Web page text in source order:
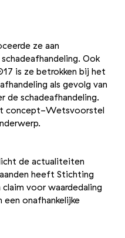
ze aan
Ook
is ze betrokken bij het
als gevolg van
de schadeafhandeling.
concept-Wetsvoorstel
licht de actualiteiten
heeft Stichting
voor waardedaling
onafhankelijke